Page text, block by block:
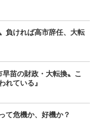
負ければ高市辞任、大転
苗の財政・大転換〟こ
れている』
て危機か、好機か？